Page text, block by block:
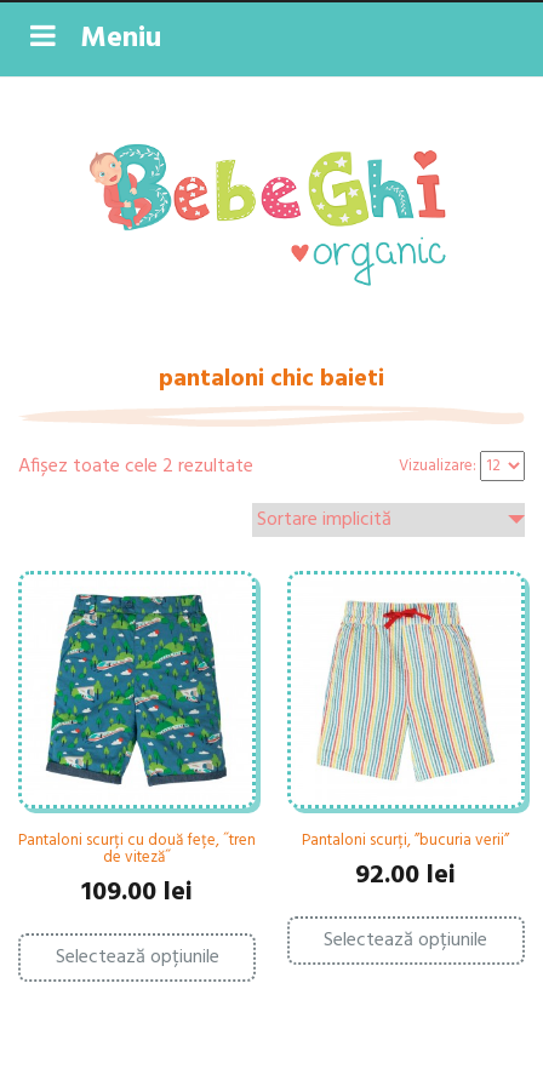
Meniu
pantaloni chic baieti
Afișez toate cele 2 rezultate Vizualizare:
Pantaloni scurți cu două fețe, ˝tren
de viteză˝
109.00 lei
Selectează opțiunile
Acest
produs
are
Pantaloni scurți, ”bucuria verii”
92.00 lei
Selectează opțiunile